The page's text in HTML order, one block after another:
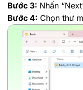
Bước 3: Nhấn
Bước 4: Chọn thư